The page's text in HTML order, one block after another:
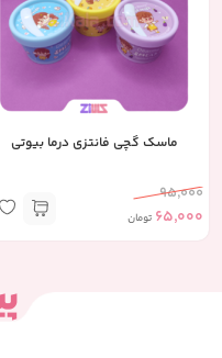
ماسک گچی فانتزی درما بیوتی
95,000
65,000 تومان